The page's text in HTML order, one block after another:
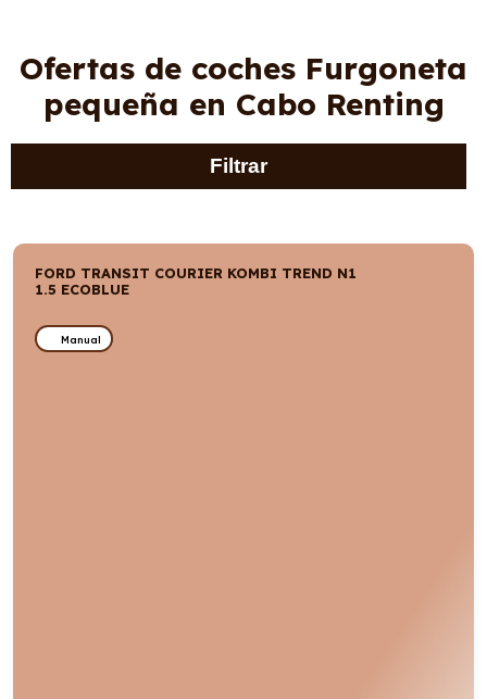
Ofertas de coches Furgoneta
pequeña en Cabo Renting
Filtrar
FORD TRANSIT COURIER KOMBI TREND N1
1.5 ECOBLUE
Manual